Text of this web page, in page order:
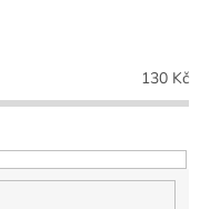
130 Kč